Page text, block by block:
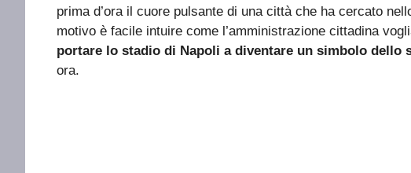
prima d’ora il cuore pulsante di una città che ha cercato
motivo è facile intuire come l’amministrazione cittadina
portare lo stadio di Napoli a diventare un simbolo dello
ora.